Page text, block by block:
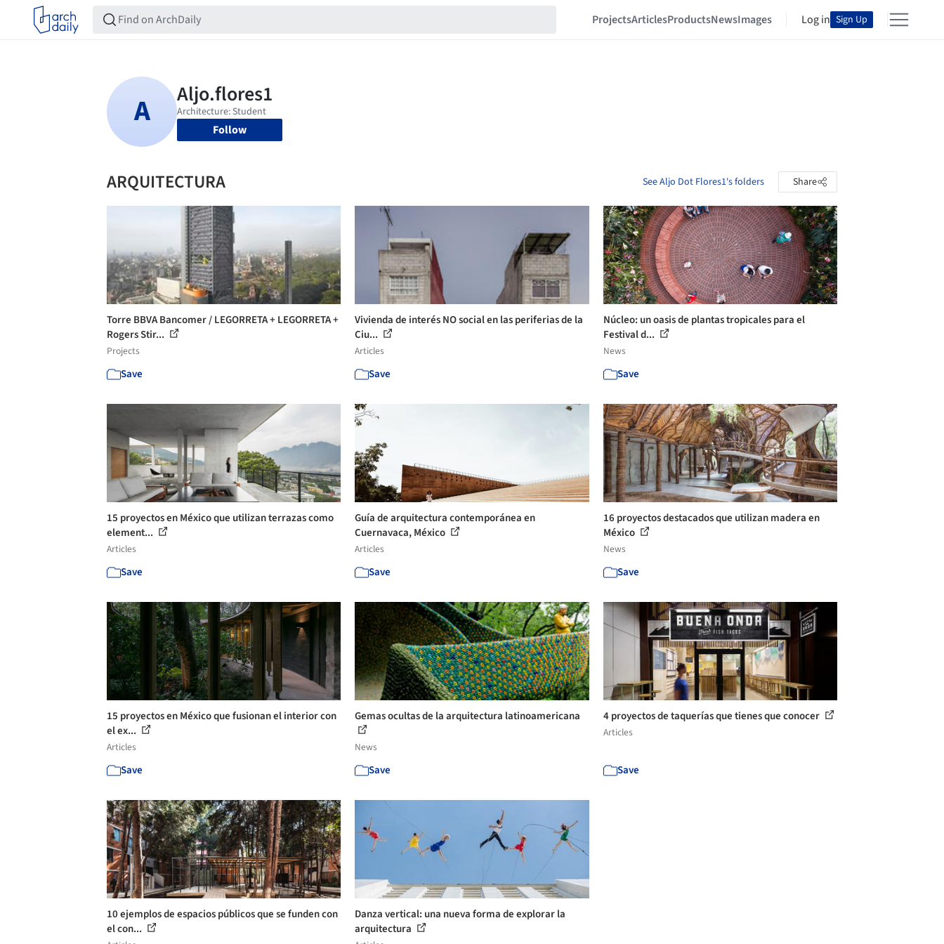
ProjectsArticlesProductsNewsImages Log in Sign Up
Follow
ARQUITECTURA See Aljo Dot Flores1's folders Share
Torre BBVA Bancomer / LEGORRETA + LEGORRETA +
Rogers Stir...
Projects
Save
Vivienda de interés NO social en las periferias de la
Ciu...
Articles
Save
Núcleo: un oasis de plantas tropicales para el
Festival d...
News
Save
15 proyectos en México que utilizan terrazas como
element...
Articles
Save
Guía de arquitectura contemporánea en
Cuernavaca, México
Articles
Save
16 proyectos destacados que utilizan madera en
México
News
Save
15 proyectos en México que fusionan el interior con
el ex...
Articles
Save
Gemas ocultas de la arquitectura latinoamericana
News
Save
4 proyectos de taquerías que tienes que conocer
Articles
Save
10 ejemplos de espacios públicos que se funden con
el con...
Danza vertical: una nueva forma de explorar la
arquitectura